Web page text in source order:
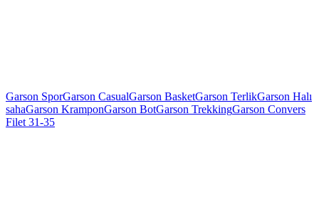
Garson SporGarson CasualGarson BasketGarson TerlikGarson Halı
sahaGarson KramponGarson BotGarson TrekkingGarson Convers
Filet 31-35